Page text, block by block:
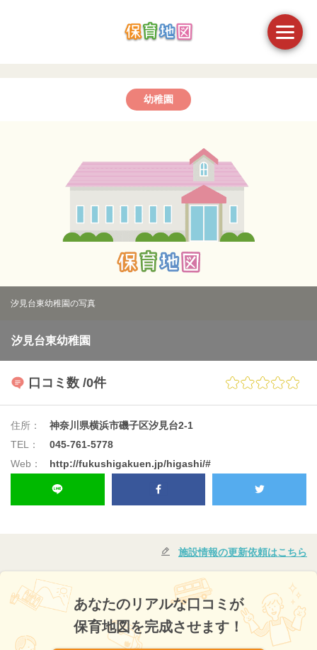
幼稚園
汐見台東幼稚園の写真
汐見台東幼稚園
口コミ数 /0件
住所：
神奈川県横浜市磯子区汐見台2-1
TEL：
045-761-5778
Web：
http://fukushigakuen.jp/higashi/#
施設情報の更新依頼はこちら
あなたのリアルな口コミが
保育地図を完成させます！